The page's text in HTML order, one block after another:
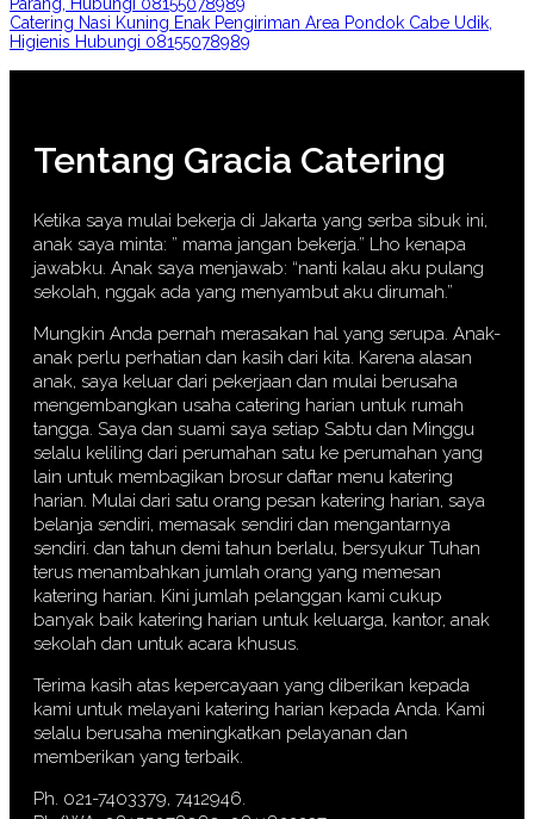
Catering Nasi Kuning Enak Pengiriman Area Pondok Cabe Udik,
Higienis Hubungi 08155078989
Tentang Gracia Catering
Ketika saya mulai bekerja di Jakarta yang serba sibuk ini,
anak saya minta: ” mama jangan bekerja.” Lho kenapa
jawabku. Anak saya menjawab: “nanti kalau aku pulang
sekolah, nggak ada yang menyambut aku dirumah.”
Mungkin Anda pernah merasakan hal yang serupa. Anak-
anak perlu perhatian dan kasih dari kita. Karena alasan
anak, saya keluar dari pekerjaan dan mulai berusaha
mengembangkan usaha catering harian untuk rumah
tangga. Saya dan suami saya setiap Sabtu dan Minggu
selalu keliling dari perumahan satu ke perumahan yang
lain untuk membagikan brosur daftar menu katering
harian. Mulai dari satu orang pesan katering harian, saya
belanja sendiri, memasak sendiri dan mengantarnya
sendiri. dan tahun demi tahun berlalu, bersyukur Tuhan
terus menambahkan jumlah orang yang memesan
katering harian. Kini jumlah pelanggan kami cukup
banyak baik katering harian untuk keluarga, kantor, anak
sekolah dan untuk acara khusus.
Terima kasih atas kepercayaan yang diberikan kepada
kami untuk melayani katering harian kepada Anda. Kami
selalu berusaha meningkatkan pelayanan dan
memberikan yang terbaik.
Ph. 021-7403379, 7412946.